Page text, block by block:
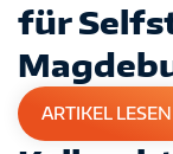
für
ARTIKEL LESEN